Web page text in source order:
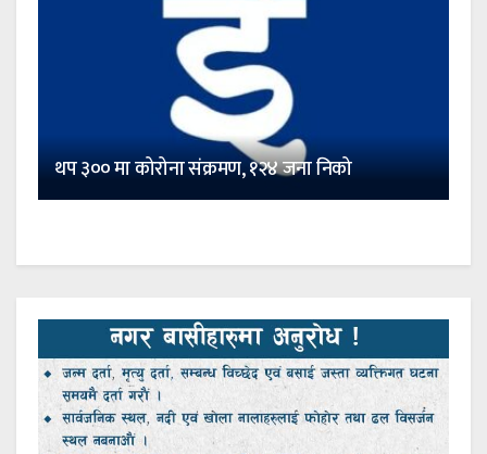
थप ३०० मा कोरोना संक्रमण, १२४ जना निको